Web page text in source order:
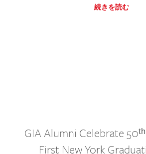
続きを読む
GIA Alumni Celebrate
First New York